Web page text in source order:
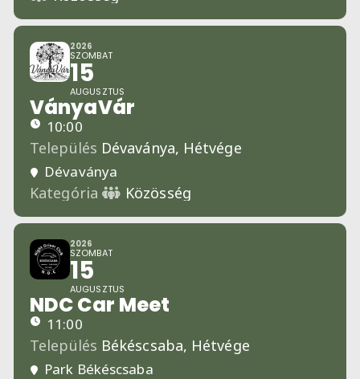
2026
SZOMBAT
15
AUGUSZTUS
VányaVár
10:00
Település Dévaványa, Hétvége
Dévaványa
Kategória Közösség
2026
SZOMBAT
15
AUGUSZTUS
NDC Car Meet
11:00
Település Békéscsaba, Hétvége
Park Békéscsaba